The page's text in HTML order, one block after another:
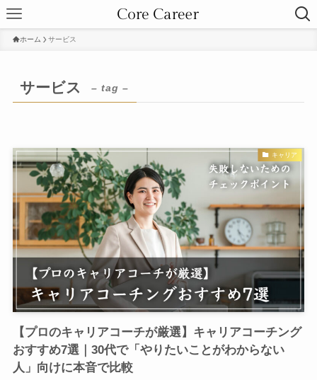
ホーム サービス
サービス – tag –
キャリア
【プロのキャリアコーチが厳選】キャリアコーチング
おすすめ7選｜30代で「やりたいことがわからない
人」向けに本音で比較